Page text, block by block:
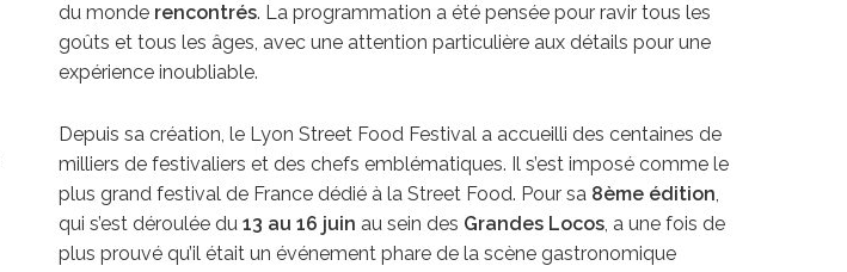
du monde rencontrés. La programmation a été pensée pour ravir tous les
goûts et tous les âges, avec une attention particulière aux détails pour une
expérience inoubliable.
Depuis sa création, le Lyon Street Food Festival a accueilli des centaines de
milliers de festivaliers et des chefs emblématiques. Il s’est imposé comme le
plus grand festival de France dédié à la Street Food. Pour sa8ème édition,
qui s’est déroulée du 13 au 16 juin au sein des Grandes Locos, a une fois de
plus prouvé qu’il était un événement phare de la scène gastronomique